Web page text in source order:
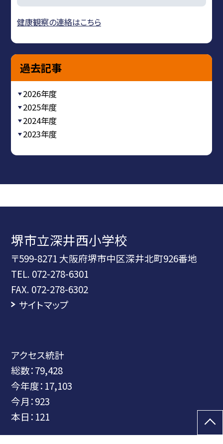
健康観察の連絡はこちら
過去記事
2026年度
2025年度
2024年度
2023年度
堺市立深井西小学校
〒599-8271 大阪府堺市中区深井北町926番地
TEL. 072-278-6301
FAX. 072-278-6302
サイトマップ
アクセス統計
総数：79,428
今年度： 17,103
今月：923
本日： 121